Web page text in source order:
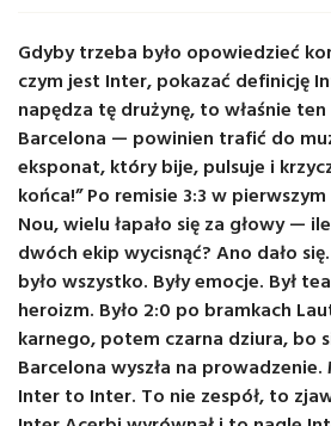
Gdyby trzeba było opowiedzieć
czym jest Inter, pokazać definicję
napędza tę drużynę, to właśnie
Barcelona — powinien trafić do
eksponat, który bije, pulsuje i
końca!” Po remisie 3:3 w
Nou, wielu łapało się za głowy —
dwóch ekip wycisnąć? Ano dało
było wszystko. Były emocje. Był
heroizm. Było 2:0 po bramkach
karnego, potem czarna dziura, bo
Barcelona wyszła na prowadzenie.
Inter to Inter. To nie zespół, to